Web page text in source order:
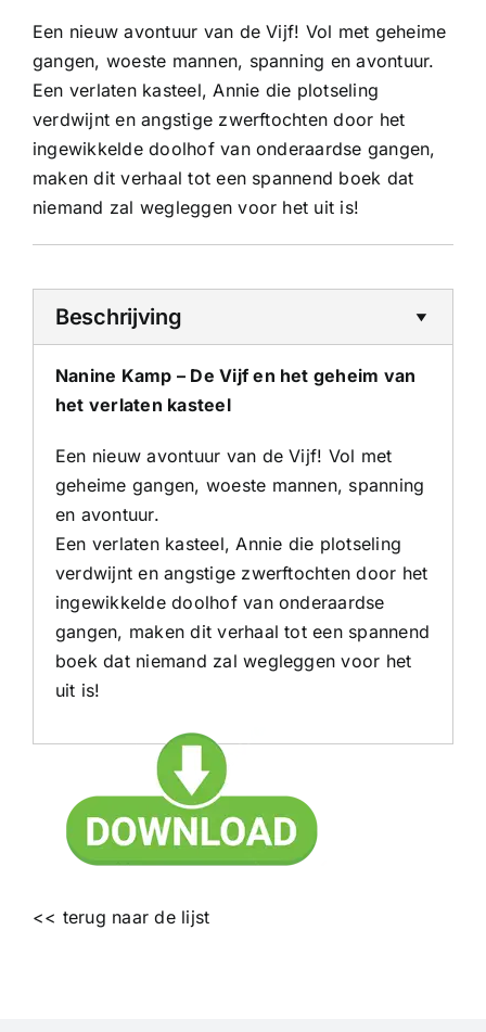
Een nieuw avontuur van de Vijf! Vol met geheime
gangen, woeste mannen, spanning en avontuur.
Een verlaten kasteel, Annie die plotseling
verdwijnt en angstige zwerftochten door het
ingewikkelde doolhof van onderaardse gangen,
maken dit verhaal tot een spannend boek dat
niemand zal wegleggen voor het uit is!
Beschrijving
Nanine Kamp – De Vijf en het geheim van
het verlaten kasteel
Een nieuw avontuur van de Vijf! Vol met
geheime gangen, woeste mannen, spanning
en avontuur.
Een verlaten kasteel, Annie die plotseling
verdwijnt en angstige zwerftochten door het
ingewikkelde doolhof van onderaardse
gangen, maken dit verhaal tot een spannend
boek dat niemand zal wegleggen voor het
uit is!
<< terug naar de lijst